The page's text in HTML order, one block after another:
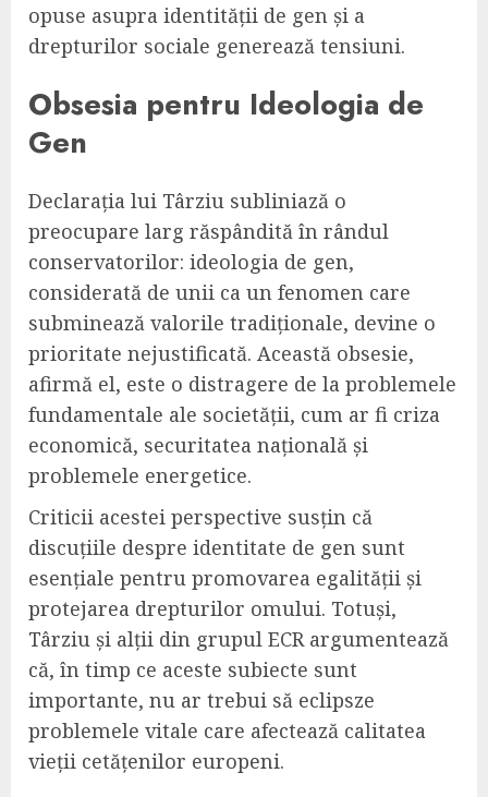
opuse asupra identității de gen și a
drepturilor sociale generează tensiuni.
Obsesia pentru Ideologia de
Gen
Declarația lui Târziu subliniază o
preocupare larg răspândită în rândul
conservatorilor: ideologia de gen,
considerată de unii ca un fenomen care
subminează valorile tradiționale, devine o
prioritate nejustificată. Această obsesie,
afirmă el, este o distragere de la problemele
fundamentale ale societății, cum ar fi criza
economică, securitatea națională și
problemele energetice.
Criticii acestei perspective susțin că
discuțiile despre identitate de gen sunt
esențiale pentru promovarea egalității și
protejarea drepturilor omului. Totuși,
Târziu și alții din grupul ECR argumentează
că, în timp ce aceste subiecte sunt
importante, nu ar trebui să eclipsze
problemele vitale care afectează calitatea
vieții cetățenilor europeni.